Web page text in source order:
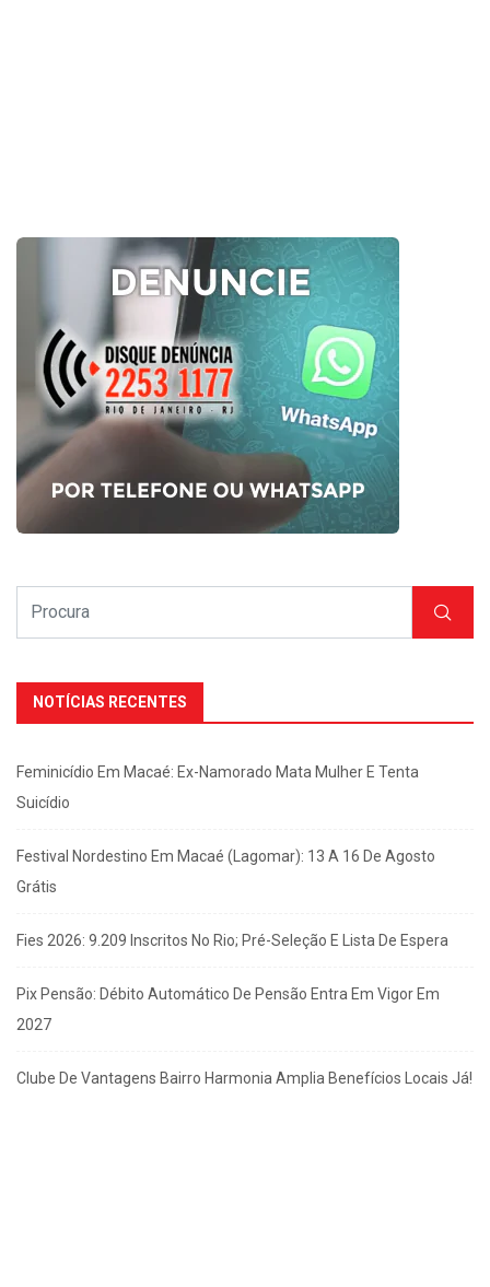
NOTÍCIAS RECENTES
Feminicídio Em Macaé: Ex-Namorado Mata Mulher E Tenta
Suicídio
Festival Nordestino Em Macaé (Lagomar): 13 A 16 De Agosto
Grátis
Fies 2026: 9.209 Inscritos No Rio; Pré-Seleção E Lista De Espera
Pix Pensão: Débito Automático De Pensão Entra Em Vigor Em
2027
Clube De Vantagens Bairro Harmonia Amplia Benefícios Locais Já!